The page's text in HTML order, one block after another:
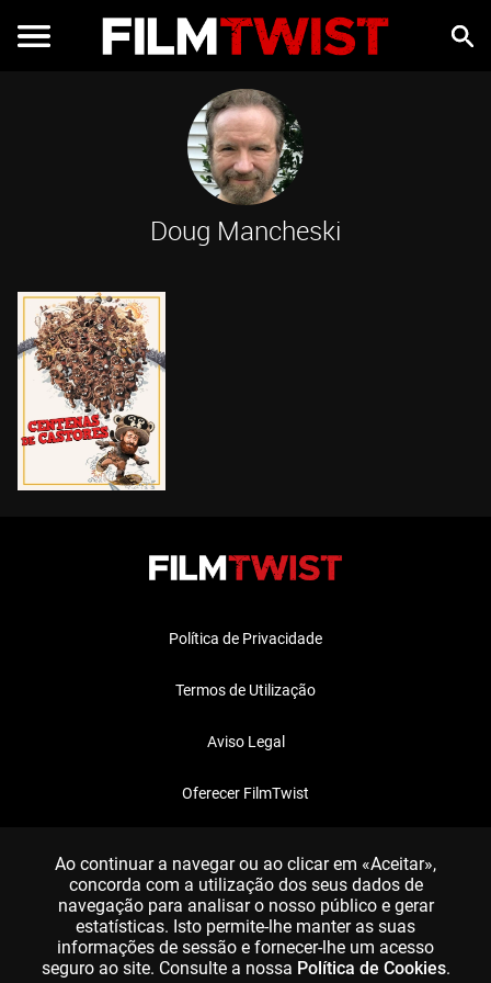
Doug Mancheski
Política de Privacidade
Termos de Utilização
Aviso Legal
Oferecer FilmTwist
Ao continuar a navegar ou ao clicar em «Aceitar»,
concorda com a utilização dos seus dados de
navegação para analisar o nosso público e gerar
estatísticas. Isto permite-lhe manter as suas
informações de sessão e fornecer-lhe um acesso
seguro ao site. Consulte a nossa Política de Cookies.